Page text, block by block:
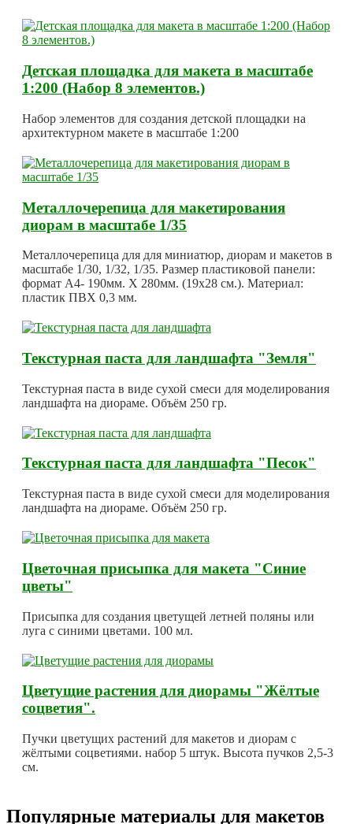
Детская площадка для макета в масштабе
1:200 (Набор 8 элементов.)
Набор элементов для создания детской площадки на
архитектурном макете в масштабе 1:200
Металлочерепица для макетирования
диорам в масштабе 1/35
Металлочерепица для для миниатюр, диорам и макетов в
масштабе 1/30, 1/32, 1/35. Размер пластиковой панели:
формат А4- 190мм. Х 280мм. (19х28 см.). Материал:
пластик ПВХ 0,3 мм.
Текстурная паста для ландшафта "Земля"
Текстурная паста в виде сухой смеси для моделирования
ландшафта на диораме. Объём 250 гр.
Текстурная паста для ландшафта "Песок"
Текстурная паста в виде сухой смеси для моделирования
ландшафта на диораме. Объём 250 гр.
Цветочная присыпка для макета "Синие
цветы"
Присыпка для создания цветущей летней поляны или
луга с синими цветами. 100 мл.
Цветущие растения для диорамы "Жёлтые
соцветия".
Пучки цветущих растений для макетов и диорам с
жёлтыми соцветиями. набор 5 штук. Высота пучков 2,5-3
см.
Популярные материалы для макетов